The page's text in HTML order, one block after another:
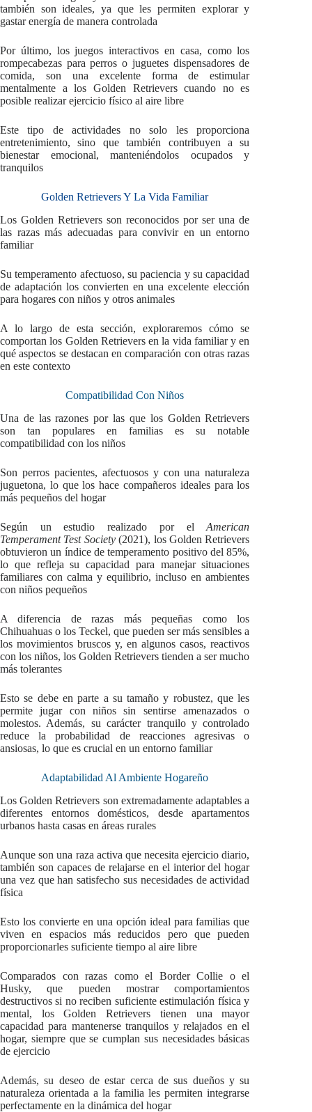
también son ideales, ya que les permiten explorar y
gastar energía de manera controlada
Por último, los juegos interactivos en casa, como los
rompecabezas para perros o juguetes dispensadores de
comida, son una excelente forma de estimular
mentalmente a los Golden Retrievers cuando no es
posible realizar ejercicio físico al aire libre
Este tipo de actividades no solo les proporciona
entretenimiento, sino que también contribuyen a su
bienestar emocional, manteniéndolos ocupados y
tranquilos
Golden Retrievers Y La Vida Familiar
Los Golden Retrievers son reconocidos por ser una de
las razas más adecuadas para convivir en un entorno
familiar
Su temperamento afectuoso, su paciencia y su capacidad
de adaptación los convierten en una excelente elección
para hogares con niños y otros animales
A lo largo de esta sección, exploraremos cómo se
comportan los Golden Retrievers en la vida familiar y en
qué aspectos se destacan en comparación con otras razas
en este contexto
Compatibilidad Con Niños
Una de las razones por las que los Golden Retrievers
son tan populares en familias es su notable
compatibilidad con los niños
Son perros pacientes, afectuosos y con una naturaleza
juguetona, lo que los hace compañeros ideales para los
más pequeños del hogar
Según un estudio realizado por elAmerican
Temperament Test Society(2021), los Golden Retrievers
obtuvieron un índice de temperamento positivo del 85%,
lo que refleja su capacidad para manejar situaciones
familiares con calma y equilibrio, incluso en ambientes
con niños pequeños
A diferencia de razas más pequeñas como los
Chihuahuas o los Teckel, que pueden ser más sensibles a
los movimientos bruscos y, en algunos casos, reactivos
con los niños, los Golden Retrievers tienden a ser mucho
más tolerantes
Esto se debe en parte a su tamaño y robustez, que les
permite jugar con niños sin sentirse amenazados o
molestos. Además, su carácter tranquilo y controlado
reduce la probabilidad de reacciones agresivas o
ansiosas, lo que es crucial en un entorno familiar
Adaptabilidad Al Ambiente Hogareño
Los Golden Retrievers son extremadamente adaptables a
diferentes entornos domésticos, desde apartamentos
urbanos hasta casas en áreas rurales
Aunque son una raza activa que necesita ejercicio diario,
también son capaces de relajarse en el interior del hogar
una vez que han satisfecho sus necesidades de actividad
física
Esto los convierte en una opción ideal para familias que
viven en espacios más reducidos pero que pueden
proporcionarles suficiente tiempo al aire libre
Comparados con razas como el Border Collie o el
Husky, que pueden mostrar comportamientos
destructivos si no reciben suficiente estimulación física y
mental, los Golden Retrievers tienen una mayor
capacidad para mantenerse tranquilos y relajados en el
hogar, siempre que se cumplan sus necesidades básicas
de ejercicio
Además, su deseo de estar cerca de sus dueños y su
naturaleza orientada a la familia les permiten integrarse
perfectamente en la dinámica del hogar